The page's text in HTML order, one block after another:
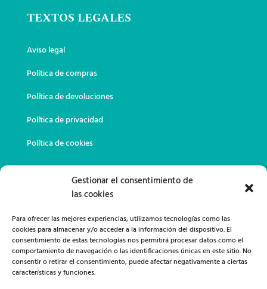
Gestionar el consentimiento de
las cookies
Para ofrecer las mejores experiencias, utilizamos tecnologías como las
cookies para almacenar y/o acceder a la información del dispositivo. El
consentimiento de estas tecnologías nos permitirá procesar datos como el
comportamiento de navegación o las identificaciones únicas en este sitio. No
consentir o retirar el consentimiento, puede afectar negativamente a ciertas
características y funciones.
TEXTOS LEGALES
Aviso legal
Política de compras
Política de devoluciones
Política de privacidad
Política de cookies
DATOS DE CONTACTO
 lanasemi79@gmail.com

Calle Juan Alcaide, 12 13300 Valdepeñas,